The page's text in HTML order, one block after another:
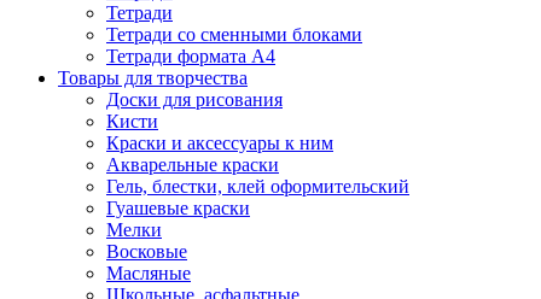
Тетради
Тетради со сменными блоками
Тетради формата А4
Товары для творчества
Доски для рисования
Кисти
Краски и аксессуары к ним
Акварельные краски
Гель, блестки, клей оформительский
Гуашевые краски
Мелки
Восковые
Масляные